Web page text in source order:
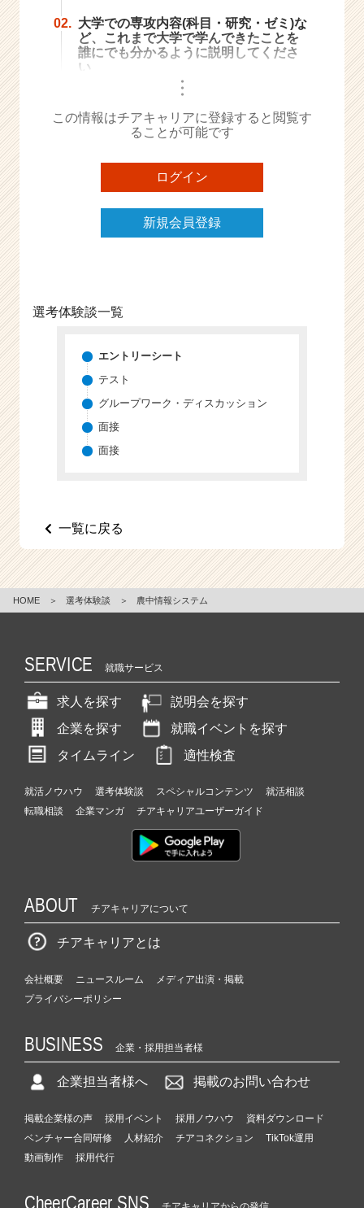
02. 大学での専攻内容(科目・研究・ゼミ)な
ど、これまで大学で学んできたことを
誰にでも分かるように説明してくださ
い
・・・
この情報はチアキャリアに登録すると閲覧す
ることが可能です
ログイン
新規会員登録
選考体験談一覧
エントリーシート
テスト
グループワーク・ディスカッション
面接
面接
一覧に戻る
HOME ＞ 選考体験談 ＞ 農中情報システム
SERVICE 就職サービス
求人を探す
説明会を探す
企業を探す
就職イベントを探す
タイムライン
適性検査
就活ノウハウ 選考体験談 スペシャルコンテンツ
就活相談
転職相談
企業マンガ チアキャリアユーザーガイド
ABOUT チアキャリアについて
チアキャリアとは
会社概要 ニュースルーム
メディア出演・掲載
プライバシーポリシー
BUSINESS 企業・採用担当者様
企業担当者様へ 掲載のお問い合わせ
掲載企業様の声 採用イベント 採用ノウハウ
資料ダウンロード
ベンチャー合同研修
人材紹介 チアコネクション
TikTok運用
動画制作
採用代行
CheerCareer SNS